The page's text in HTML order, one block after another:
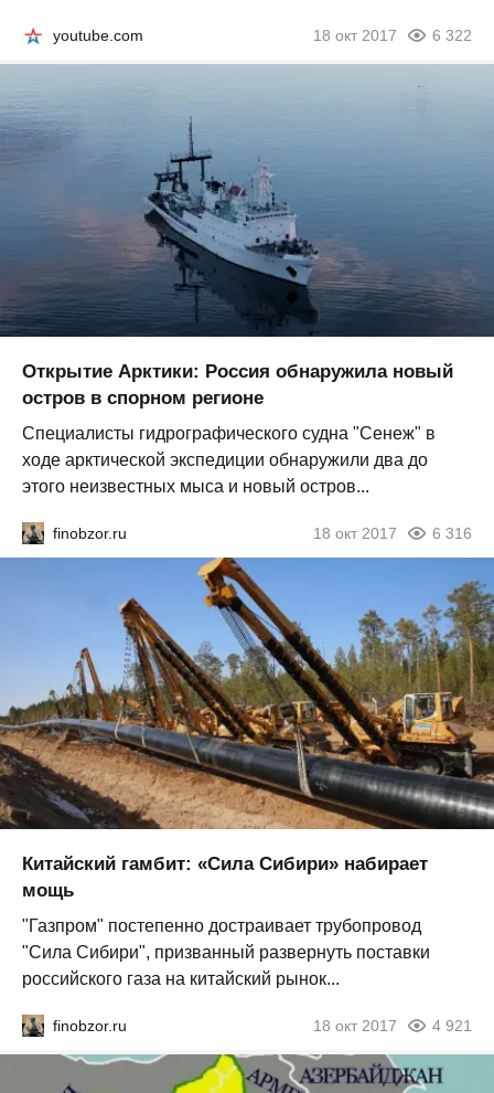
youtube.com 18 окт 2017 6 322
Открытие Арктики: Россия обнаружила новый
остров в спорном регионе
Специалисты гидрографического судна "Сенеж" в
ходе арктической экспедиции обнаружили два до
этого неизвестных мыса и новый остров...
finobzor.ru 18 окт 2017 6 316
Китайский гамбит: «Сила Сибири» набирает
мощь
"Газпром" постепенно достраивает трубопровод
"Сила Сибири", призванный развернуть поставки
российского газа на китайский рынок...
finobzor.ru 18 окт 2017 4 921